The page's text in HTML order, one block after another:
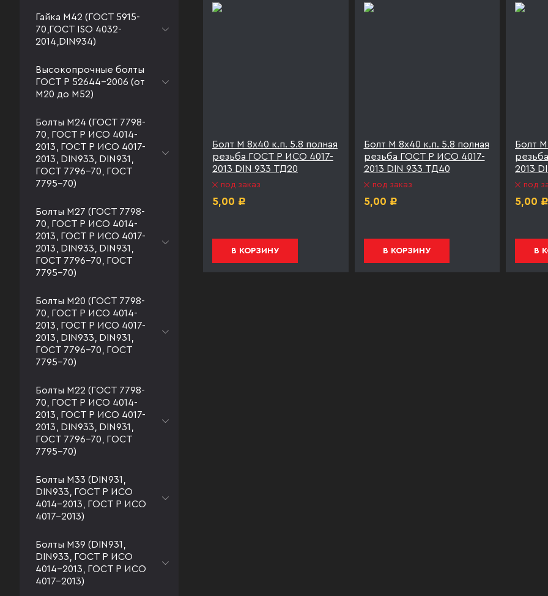
Гайка М42 (ГОСТ 5915-
70,ГОСТ ISO 4032-
2014,DIN934)
Высокопрочные болты
ГОСТ Р 52644-2006 (от
М20 до М52)
Болты М24 (ГОСТ 7798-
70, ГОСТ Р ИСО 4014-
2013, ГОСТ Р ИСО 4017-
2013, DIN933, DIN931,
ГОСТ 7796-70, ГОСТ
7795-70)
Болты М27 (ГОСТ 7798-
70, ГОСТ Р ИСО 4014-
2013, ГОСТ Р ИСО 4017-
2013, DIN933, DIN931,
ГОСТ 7796-70, ГОСТ
7795-70)
Болты М20 (ГОСТ 7798-
70, ГОСТ Р ИСО 4014-
2013, ГОСТ Р ИСО 4017-
2013, DIN933, DIN931,
ГОСТ 7796-70, ГОСТ
7795-70)
Болты М22 (ГОСТ 7798-
70, ГОСТ Р ИСО 4014-
2013, ГОСТ Р ИСО 4017-
2013, DIN933, DIN931,
ГОСТ 7796-70, ГОСТ
7795-70)
Болты М33 (DIN931,
DIN933, ГОСТ Р ИСО
4014-2013, ГОСТ Р ИСО
4017-2013)
Болты М39 (DIN931,
DIN933, ГОСТ Р ИСО
4014-2013, ГОСТ Р ИСО
4017-2013)
Болт М 8х40 к.п. 10.9
полная резьба ГОСТ Р
ИСО 4017-2013 DIN 933
ТД20
5,00 Р
В КОРЗИНУ
Болт М 8х40 к.п. 5.8 полная
резьба ГОСТ Р ИСО 4017-
2013 DIN 933 ТД20
под заказ
5,00 Р
В КОРЗИНУ
Болт М 8х40 к.п. 5.8 полная
резьба ГОСТ Р ИСО 4017-
2013 DIN 933 ТД40
под заказ
5,00 Р
В КОРЗИНУ
Болт М
2013
под
5,00 Р
В